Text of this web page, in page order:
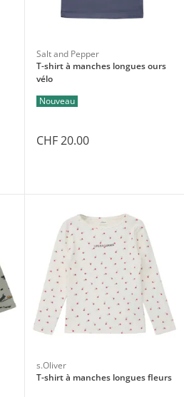
Salt and Pepper
T-shirt à manches longues ours
vélo
Nouveau
CHF 20.00
s.Oliver
T-shirt à manches longues fleurs